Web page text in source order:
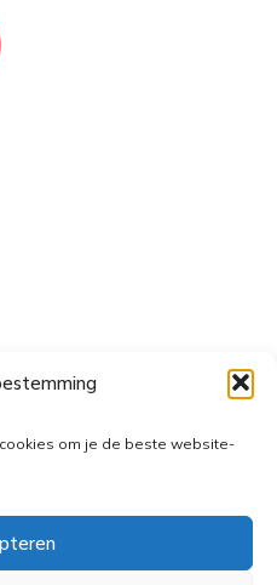
om je de beste website-